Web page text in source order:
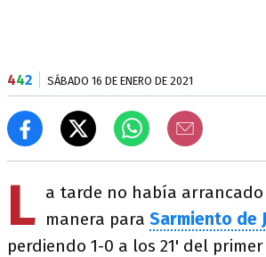
442 SÁBADO 16 DE ENERO DE 2021
L a tarde no había
manera para Sarmiento de
perdiendo 1-0 a los 21' del